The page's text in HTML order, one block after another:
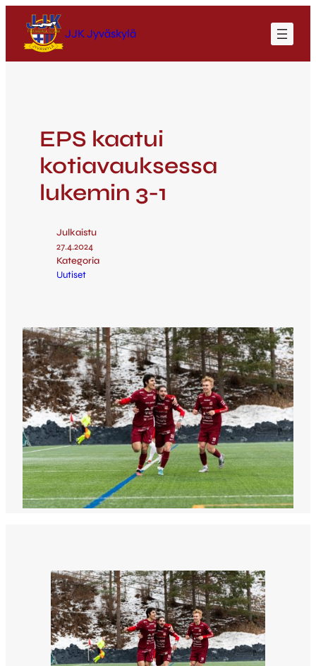
JJK Jyväskylä
EPS kaatui
kotiavauksessa
lukemin 3-1
Julkaistu
27.4.2024
Kategoria
Uutiset